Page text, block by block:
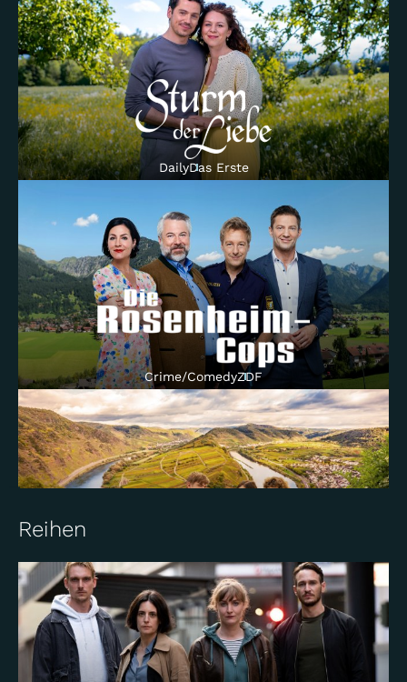
DailyDas Erste
Crime/ComedyZDF
DramaSAT.1
Reihen